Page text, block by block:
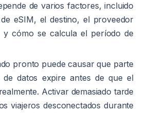
de varios factores, incluido
eSIM, el destino, el proveedor
y cómo se calcula el período de
pronto puede causar que parte
datos expire antes de que el
Activar demasiado tarde
viajeros desconectados durante